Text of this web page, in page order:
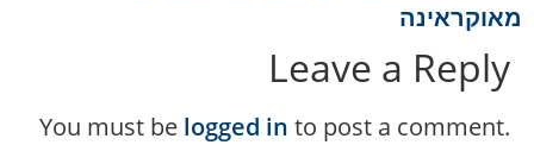
מאוקראינה
Leave a Reply
You must be logged in to post a comment.